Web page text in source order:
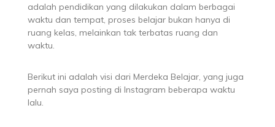
adalah pendidikan yang dilakukan dalam berbagai
waktu dan tempat, proses belajar bukan hanya di
ruang kelas, melainkan tak terbatas ruang dan
waktu.
Berikut ini adalah visi dari Merdeka Belajar, yang juga
pernah saya posting di Instagram beberapa waktu
lalu.